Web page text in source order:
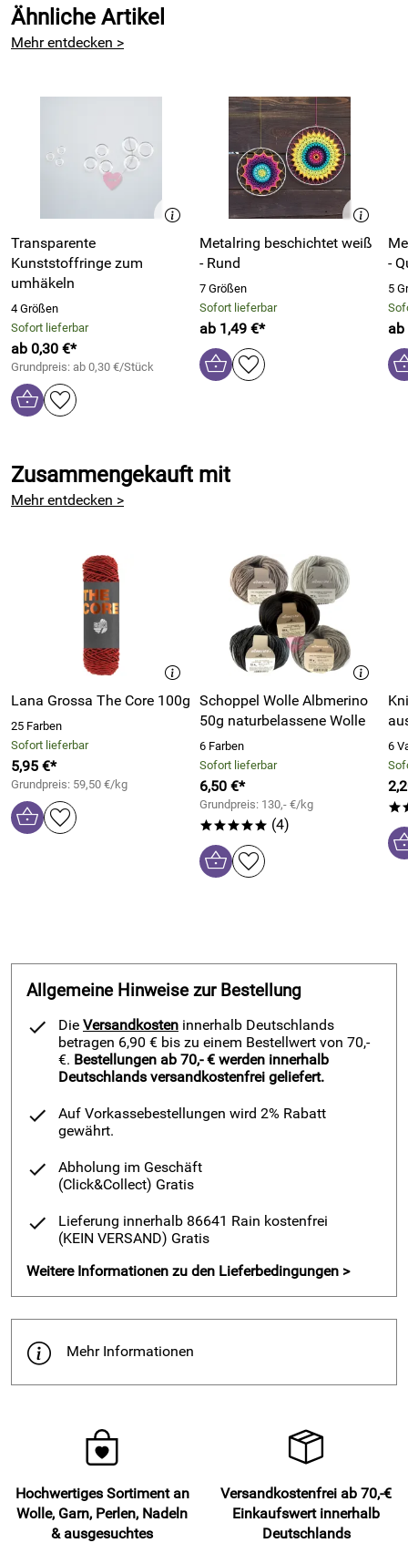
Ähnliche Artikel
Mehr entdecken >
Transparente
Kunststoffringe zum
umhäkeln
4 Größen
Sofort lieferbar
ab 0,30 €*
Grundpreis: ab 0,30 €/Stück
Metalring beschichtet weiß
- Rund
7 Größen
Sofort lieferbar
ab 1,49 €*
-
5
ab
Zusammengekauft mit
Mehr entdecken >
Lana Grossa The Core 100g
25 Farben
Sofort lieferbar
5,95 €*
Grundpreis: 59,50 €/kg
Schoppel Wolle Albmerino
50g naturbelassene Wolle
6 Farben
Sofort lieferbar
6,50 €*
Grundpreis: 130,- €/kg
***** (4)
6
Allgemeine Hinweise zur Bestellung
Die Versandkosten innerhalb Deutschlands
betragen 6,90 € bis zu einem Bestellwert von 70,-
€. Bestellungen ab 70,- € werden innerhalb
Deutschlands versandkostenfrei geliefert.
Auf Vorkassebestellungen wird 2% Rabatt
gewährt.
Abholung im Geschäft
(Click&Collect) Gratis
Lieferung innerhalb 86641 Rain kostenfrei
(KEIN VERSAND) Gratis
Weitere Informationen zu den Lieferbedingungen >
Mehr Informationen
Hochwertiges Sortiment an
Wolle, Garn, Perlen, Nadeln
& ausgesuchtes
Versandkostenfrei ab 70,-€
Einkaufswert innerhalb
Deutschlands